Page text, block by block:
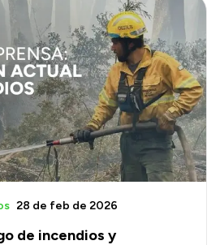
de incendios y
28 de feb de 2026